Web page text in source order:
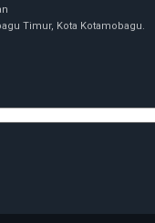
Timur, Kota Kotamobagu.